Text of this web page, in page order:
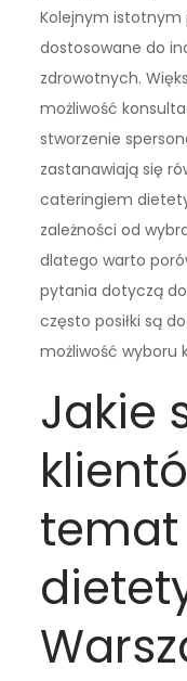
Kolejnym istotnym
dostosowane do
zdrowotnych.
możliwość
stworzenie
zastanawiają się
cateringiem
zależności od
dlatego warto
pytania dotyczą
często posiłki są
możliwość wyboru
Jakie